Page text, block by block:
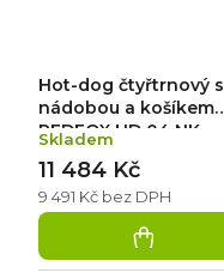
Hot-dog čtyřtrnový s
nádobou a košíkem
REDFOX HD 04 NK
Skladem
9 491 Kč bez DPH
11 484 Kč